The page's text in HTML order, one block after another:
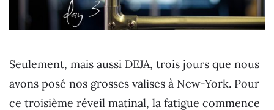
Seulement, mais aussi DEJA, trois jours que nous
avons posé nos grosses valises à New-York. Pour
ce troisième réveil matinal, la fatigue commence